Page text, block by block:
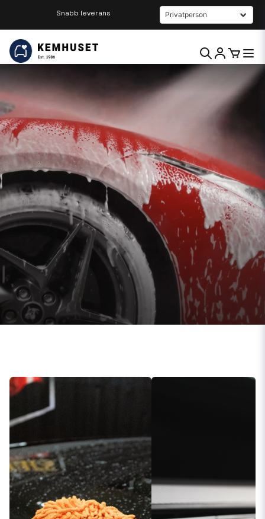
Beställ innan kl 12 så skickar vi samma dag